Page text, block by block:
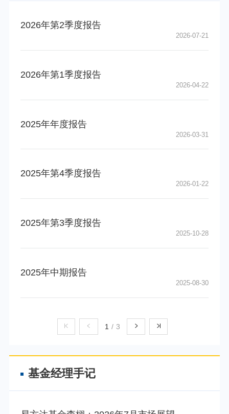
2026年第2季度报告
2026-07-21
2026年第1季度报告
2026-04-22
2025年年度报告
2026-03-31
2025年第4季度报告
2026-01-22
2025年第3季度报告
2025-10-28
2025年中期报告
2025-08-30
1 / 3
基金经理手记